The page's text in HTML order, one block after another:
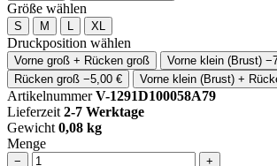
Größe wählen
S M L XL
Druckposition wählen
Vorne groß + Rücken groß Vorne klein (Brust)
Rücken groß −5,00 € Vorne klein (Brust) +
Artikelnummer V-1291D100058A79
Lieferzeit 2-7 Werktage
Gewicht 0,08 kg
Menge
−
+